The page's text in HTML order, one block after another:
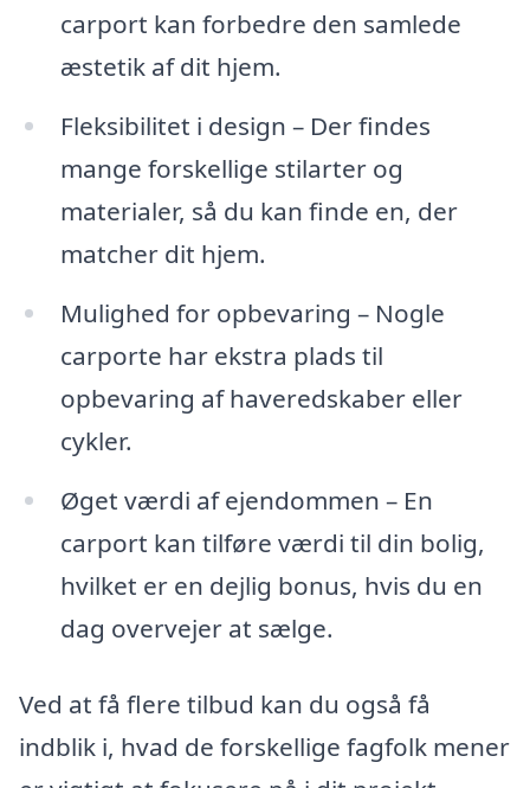
carport kan forbedre den samlede
æstetik af dit hjem.
Fleksibilitet i design – Der findes
mange forskellige stilarter og
materialer, så du kan finde en, der
matcher dit hjem.
Mulighed for opbevaring – Nogle
carporte har ekstra plads til
opbevaring af haveredskaber eller
cykler.
Øget værdi af ejendommen – En
carport kan tilføre værdi til din bolig,
hvilket er en dejlig bonus, hvis du en
dag overvejer at sælge.
Ved at få flere tilbud kan du også få
indblik i, hvad de forskellige fagfolk mener